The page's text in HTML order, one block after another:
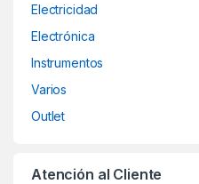
Electricidad
Electrónica
Instrumentos
Varios
Outlet
Atención al Cliente